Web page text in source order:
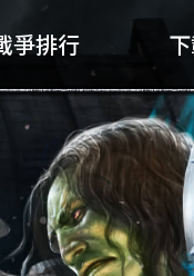
爭排行